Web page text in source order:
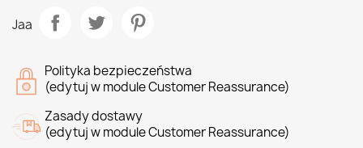
Jaa
Polityka bezpieczeństwa
(edytuj w module Customer Reassurance)
Zasady dostawy
(edytuj w module Customer Reassurance)